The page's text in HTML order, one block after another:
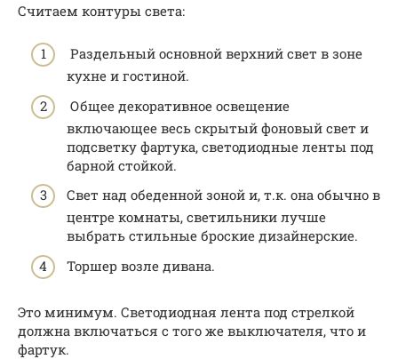
Считаем контуры света:
Раздельный основной верхний свет в зоне
кухне и гостиной.
Общее декоративное освещение
включающее весь скрытый фоновый свет и
подсветку фартука, светодиодные ленты под
барной стойкой.
Свет над обеденной зоной и, т.к. она обычно в
центре комнаты, светильники лучше
выбрать стильные броские дизайнерские.
Торшер возле дивана.
Это минимум. Светодиодная лента под стрелкой
должна включаться с того же выключателя, что и
фартук.